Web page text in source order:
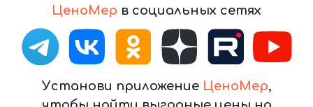
ЦеноМер в социальных сетях
Установи приложение ЦеноМер,